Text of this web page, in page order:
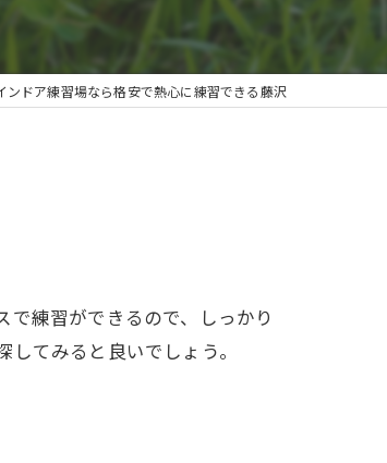
料金表
ンドア練習場なら格安で熱心に練習できる藤沢
練習ができるので、しっかり
てみると良いでしょう。